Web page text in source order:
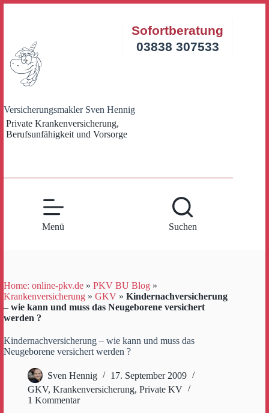
Versicherungsmakler Sven Hennig
Private Krankenversicherung,
Berufsunfähigkeit und Vorsorge
Sofortberatung
03838 307533
Menü Suchen
Home: online-pkv.de » PKV BU Blog »
Krankenversicherung » GKV » Kindernachversicherung
– wie kann und muss das Neugeborene versichert
werden ?
Kindernachversicherung – wie kann und muss das
Neugeborene versichert werden ?
Sven Hennig
17. September 2009
GKV, Krankenversicherung, Private KV
1 Kommentar